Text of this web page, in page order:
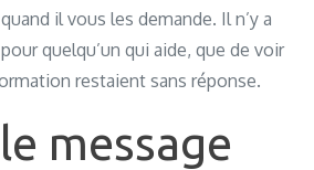
il vous les demande. Il n’y a
quelqu’un qui aide, que de voir
restaient sans réponse.
message